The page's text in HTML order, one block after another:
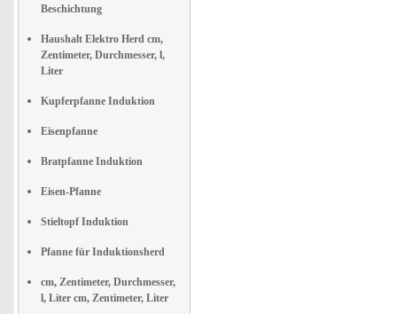
Beschichtung
Haushalt Elektro Herd cm,
Zentimeter, Durchmesser, l,
Liter
Kupferpfanne Induktion
Eisenpfanne
Bratpfanne Induktion
Eisen-Pfanne
Stieltopf Induktion
Pfanne für Induktionsherd
cm, Zentimeter, Durchmesser,
l, Liter cm, Zentimeter, Liter